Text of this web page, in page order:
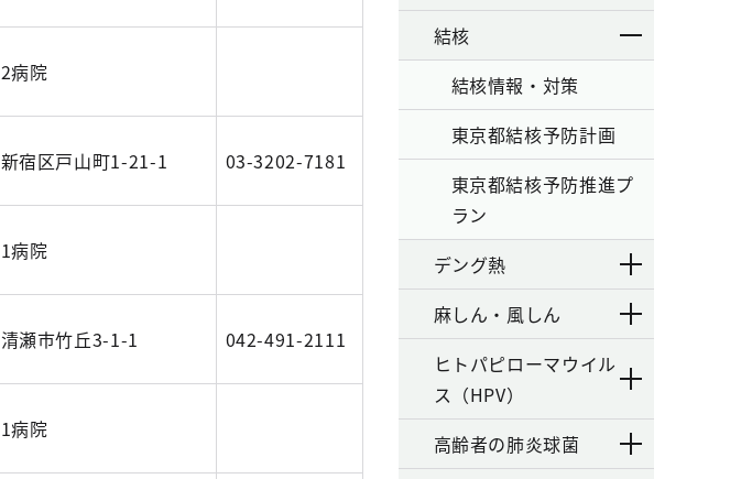
2病院
新宿区戸山町1-21-1 03-3202-7181
1病院
清瀬市竹丘3-1-1 042-491-2111
1病院
結核
結核情報・対策
東京都結核予防計画
東京都結核予防推進プ
ラン
デング熱
麻しん・風しん
ヒトパピローマウイル
ス（HPV）
高齢者の肺炎球菌